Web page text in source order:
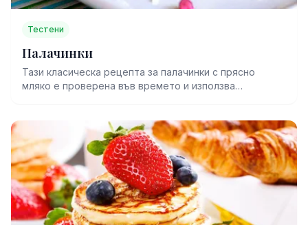
Тестени
Палачинки
Тази класическа рецепта за палачинки с прясно
мляко е проверена във времето и използва
Палачинките стават тънки, меки и не се късат при
навиване – идеални както за сладки, така и за солени
плънки.